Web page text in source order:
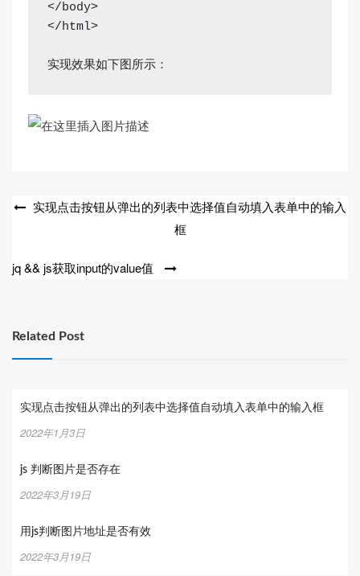
</body>
</html>
实现效果如下图所示：
文
航
实现点击按钮从弹出的列表中选择值自动填入表单中的输入
框
jq && js获取input的value值
Related Post
实现点击按钮从弹出的列表中选择值自动填入表单中的输入框
2022年1月3日
js 判断图片是否存在
2022年3月19日
用js判断图片地址是否有效
2022年3月19日